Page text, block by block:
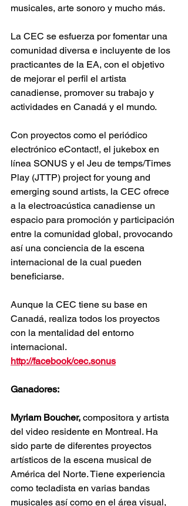
musicales, arte sonoro y mucho más.
La CEC se esfuerza por fomentar una
comunidad diversa e incluyente de los
practicantes de la EA, con el objetivo
de mejorar el perfil el artista
canadiense, promover su trabajo y
actividades en Canadá y el mundo.
Con proyectos como el periódico
electrónico eContact!, el jukebox en
línea SONUS y el Jeu de temps/Times
Play (JTTP) project for young and
emerging sound artists, la CEC ofrece
a la electroacústica canadiense un
espacio para promoción y participación
entre la comunidad global, provocando
así una conciencia de la escena
internacional de la cual pueden
beneficiarse.
Aunque la CEC tiene su base en
Canadá, realiza todos los proyectos
con la mentalidad del entorno
internacional.
http://facebook/cec.sonus
Ganadores:
Myriam Boucher, compositora y artista
del video residente en Montreal. Ha
sido parte de diferentes proyectos
artísticos de la escena musical de
América del Norte. Tiene experiencia
como tecladista en varias bandas
musicales así como en el área visual,